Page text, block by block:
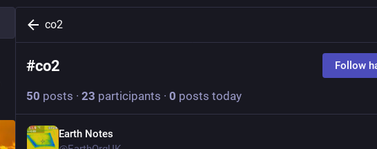
co2
#co2 Follow
50 posts · 23 participants · 0 posts today
Earth Notes